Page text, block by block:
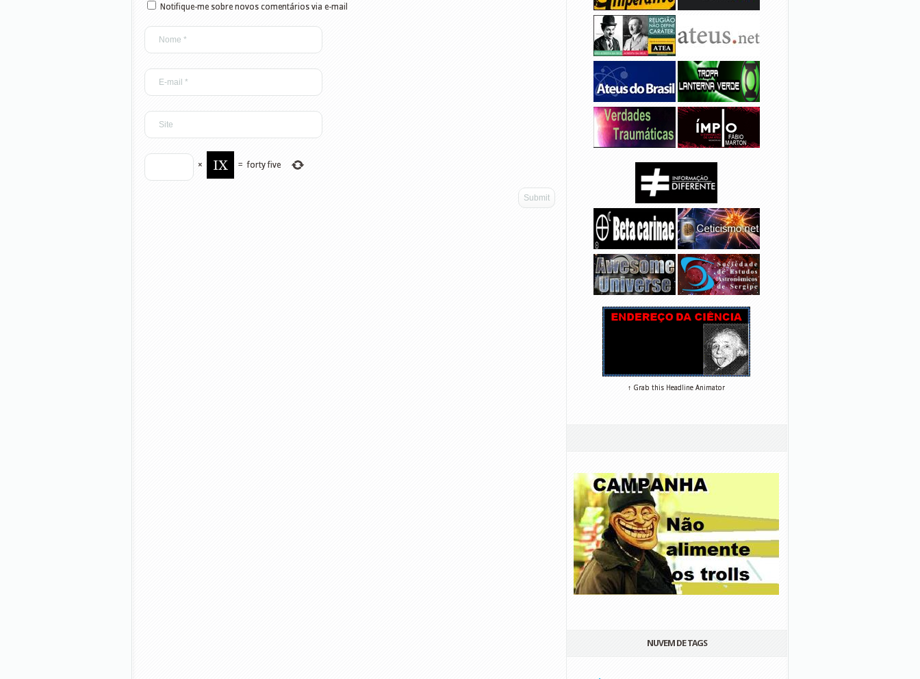
Notifique-me sobre novos comentários via e-mail
× = forty five
↑ Grab this Headline Animator
NUVEM DE TAGS